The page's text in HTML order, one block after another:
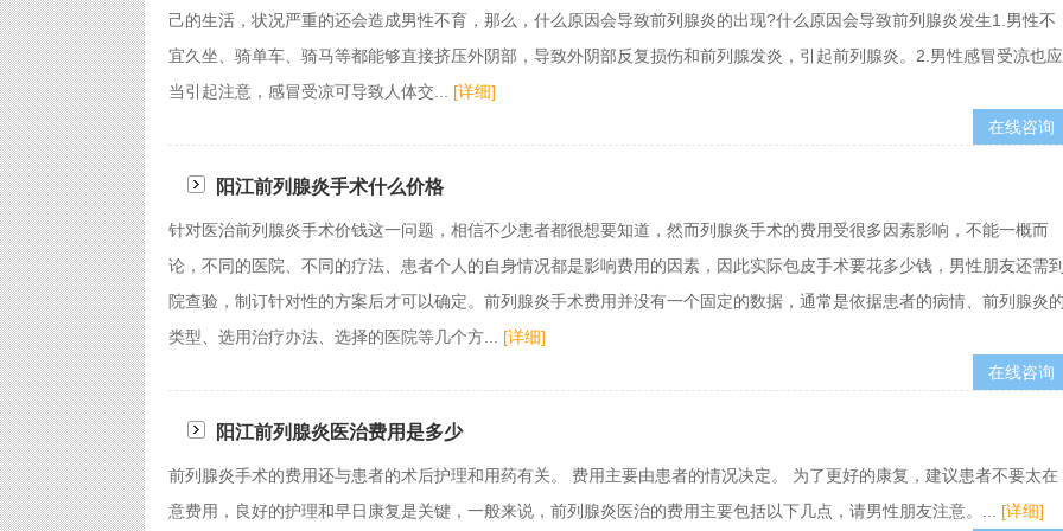
己的生活，状况严重的还会造成男性不育，那么，什么原因会导致前列腺炎的出现?什么原因会导致前列腺炎发生1.男性不
宜久坐、骑单车、骑马等都能够直接挤压外阴部，导致外阴部反复损伤和前列腺发炎，引起前列腺炎。2.男性感冒受凉也应
当引起注意，感冒受凉可导致人体交... [详细]
在线咨询
阳江前列腺炎手术什么价格
针对医治前列腺炎手术价钱这一问题，相信不少患者都很想要知道，然而列腺炎手术的费用受很多因素影响，不能一概而
论，不同的医院、不同的疗法、患者个人的自身情况都是影响费用的因素，因此实际包皮手术要花多少钱，男性朋友还需
院查验，制订针对性的方案后才可以确定。前列腺炎手术费用并没有一个固定的数据，通常是依据患者的病情、前列腺炎
类型、选用治疗办法、选择的医院等几个方... [详细]
在线咨询
阳江前列腺炎医治费用是多少
前列腺炎手术的费用还与患者的术后护理和用药有关。 费用主要由患者的情况决定。 为了更好的康复，建议患者不要太在
意费用，良好的护理和早日康复是关键，一般来说，前列腺炎医治的费用主要包括以下几点，请男性朋友注意。... [详细]